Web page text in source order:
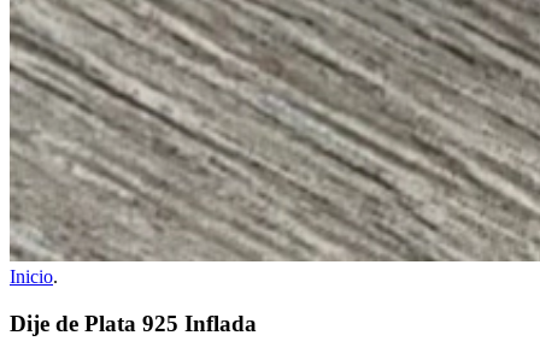
Inicio.
Dije de Plata 925 Inflada